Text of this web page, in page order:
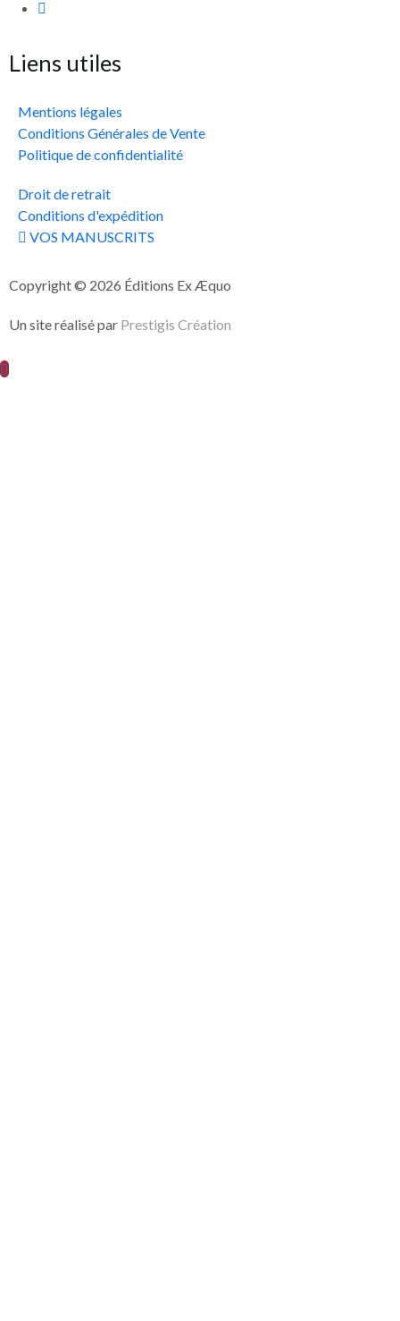
Liens utiles
Mentions légales
Conditions Générales de Vente
Politique de confidentialité
Droit de retrait
Conditions d'expédition
VOS MANUSCRITS
Copyright © 2026 Éditions Ex Æquo
Un site réalisé par Prestigis Création